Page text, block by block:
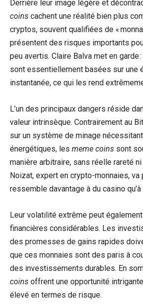
Derrière leur image légère et
coins cachent une réalité bien plus
cryptos, souvent qualifiées de «
présentent des risques importants
peu avertis. Claire Balva met en garde
sont essentiellement basées sur une
instantanée, ce qui les rend
L’un des principaux dangers réside
valeur intrinsèque. Contrairement au
sur un système de minage
énergétiques, les meme coins sont
manière arbitraire, sans réelle rareté
Noizat, expert en crypto-monnaies, va
ressemble davantage à du casino qu’à
Leur volatilité extrême peut
financières considérables. Les
des promesses de gains rapides
que ces monnaies sont des paris à
des investissements durables. En
coins offrent une opportunité
élevé en termes de risque.